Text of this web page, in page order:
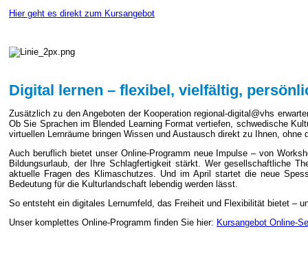
Hier geht es direkt zum Kursangebot
Digital lernen – flexibel, vielfältig,
Zusätzlich zu den Angeboten der Kooperation regional-digital@vhs
Ob Sie Sprachen im Blended Learning Format vertiefen, schwedische
virtuellen Lernräume bringen Wissen und Austausch direkt zu Ihnen,
Auch beruflich bietet unser Online-Programm neue Impulse – von
Bildungsurlaub, der Ihre Schlagfertigkeit stärkt. Wer gesellschaftliche
aktuelle Fragen des Klimaschutzes. Und im April startet die neue
Bedeutung für die Kulturlandschaft lebendig werden lässt.
So entsteht ein digitales Lernumfeld, das Freiheit und Flexibilität bietet –
Unser komplettes Online-Programm finden Sie hier: Kursangebot Online-